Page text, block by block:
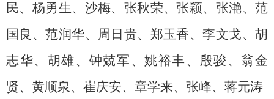
民、杨勇生、沙梅、张秋荣、张颖、张滟、范
国良、范润华、周日贵、郑玉香、李文戈、胡
志华、胡雄、钟兢军、姚裕丰、殷骏、翁金
贤、黄顺泉、崔庆安、章学来、张峰、蒋元涛